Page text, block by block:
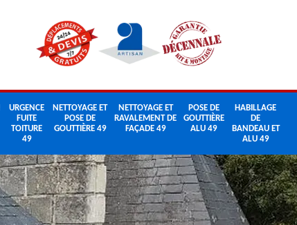
URGENCE
FUITE
TOITURE
49
NETTOYAGE ET
POSE DE
GOUTTIÈRE 49
NETTOYAGE ET
RAVALEMENT DE
FAÇADE 49
POSE DE
GOUTTIÈRE
ALU 49
HABILLAGE
DE
BANDEAU ET
ALU 49